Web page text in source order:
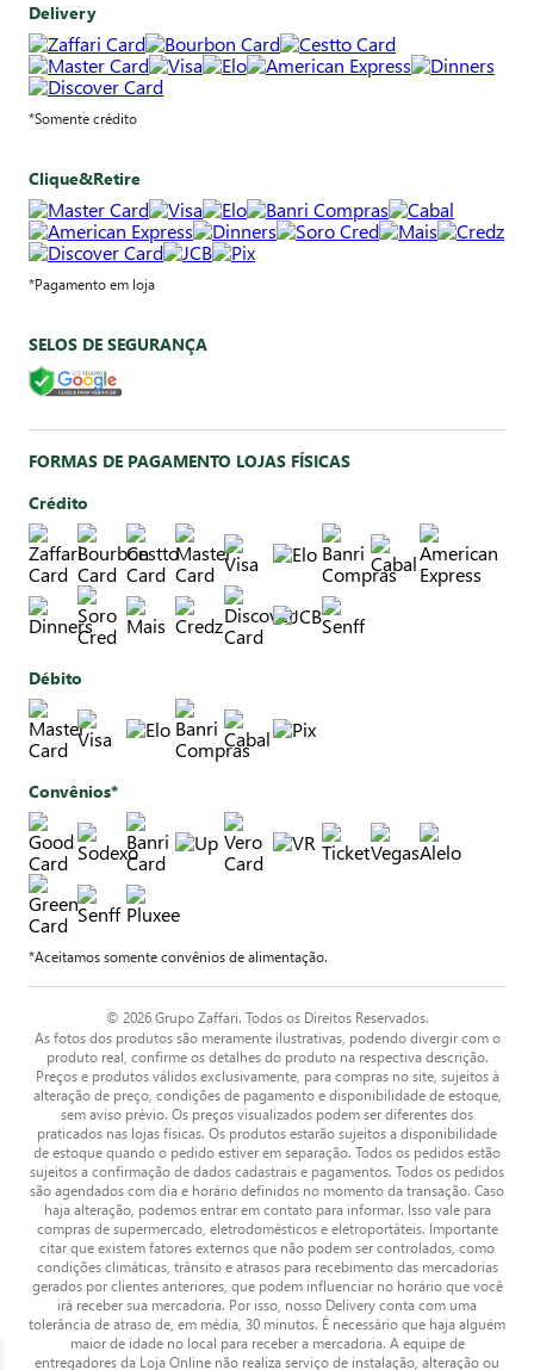
Delivery
*Somente crédito
Clique&Retire
*Pagamento em loja
SELOS DE SEGURANÇA
FORMAS DE PAGAMENTO LOJAS FÍSICAS
Crédito
Débito
Convênios*
*Aceitamos somente convênios de alimentação.
© 2026 Grupo Zaffari. Todos os Direitos Reservados.
As fotos dos produtos são meramente ilustrativas, podendo divergir com o
produto real, confirme os detalhes do produto na respectiva descrição.
Preços e produtos válidos exclusivamente, para compras no site, sujeitos à
alteração de preço, condições de pagamento e disponibilidade de estoque,
sem aviso prévio. Os preços visualizados podem ser diferentes dos
praticados nas lojas físicas. Os produtos estarão sujeitos a disponibilidade
de estoque quando o pedido estiver em separação. Todos os pedidos estão
sujeitos a confirmação de dados cadastrais e pagamentos. Todos os pedidos
são agendados com dia e horário definidos no momento da transação. Caso
haja alteração, podemos entrar em contato para informar. Isso vale para
compras de supermercado, eletrodomésticos e eletroportáteis. Importante
citar que existem fatores externos que não podem ser controlados, como
condições climáticas, trânsito e atrasos para recebimento das mercadorias
gerados por clientes anteriores, que podem influenciar no horário que você
irá receber sua mercadoria. Por isso, nosso Delivery conta com uma
tolerância de atraso de, em média, 30 minutos. É necessário que haja alguém
maior de idade no local para receber a mercadoria. A equipe de
entregadores da Loja Online não realiza serviço de instalação, alteração ou